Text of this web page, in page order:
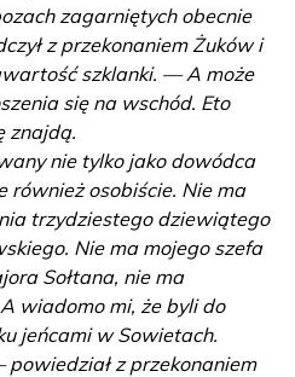
zagarniętych obecnie
z przekonaniem Żuków i
szklanki. — A może
się na wschód. Eto
znajdą.
nie tylko jako dowódca
również osobiście. Nie ma
trzydziestego dziewiątego
Nie ma mojego szefa
Sołtana, nie ma
wiadomo mi, że byli do
jeńcami w Sowietach.
z przekonaniem